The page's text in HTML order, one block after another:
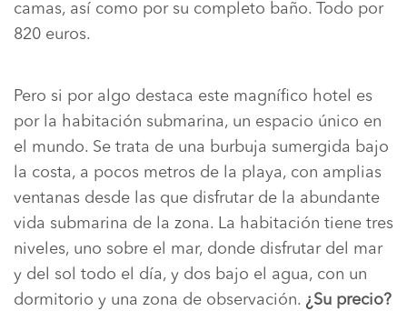
camas, así como por su completo baño. Todo por
820 euros.
Pero si por algo destaca este magnífico hotel es
por la habitación submarina, un espacio único en
el mundo. Se trata de una burbuja sumergida bajo
la costa, a pocos metros de la playa, con amplias
ventanas desde las que disfrutar de la abundante
vida submarina de la zona. La habitación tiene tres
niveles, uno sobre el mar, donde disfrutar del mar
y del sol todo el día, y dos bajo el agua, con un
dormitorio y una zona de observación. ¿Su precio?